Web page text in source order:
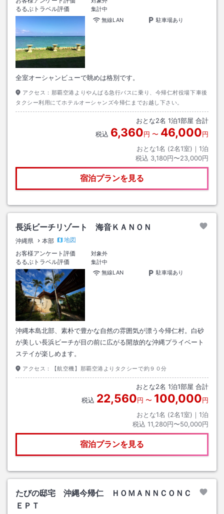
るるぶトラベル評価
集計中
無線LAN
駐車場あり
全室オーシャンビューで眺めは格別です。
アクセス： 那覇空港よりやんばる急行バスに乗り、今帰仁村役場下車後
タクシー利用にてホテルオーシャンズ今帰仁までお越し下さい。
おとな2名 1泊1部屋 合計
税込 6,360円 〜 46,000円
おとな1名 (2名1室)｜ 1泊
税込 3,180円〜23,000円
宿泊プランを見る
長浜ビーチリゾート 海音ＫＡＮＯＮ
沖縄県 本部
地図
お客様アンケート評価
対象外
るるぶトラベル評価
集計中
無線LAN
駐車場あり
沖縄本島北部、素朴で豊かな自然の雰囲気が漂う今帰仁村。白砂
が美しい長浜ビーチが目の前に広がる開放的な沖縄プライベート
ステイが楽しめます。
アクセス： 【航空機】那覇空港よりタクシーで約９０分
おとな2名 1泊1部屋 合計
税込 22,560円 〜 100,000円
おとな1名 (2名1室)｜ 1泊
税込 11,280円〜50,000円
宿泊プランを見る
たびの邸宅 沖縄今帰仁 ＨＯＭＡＮＮＣＯＮＣ
ＥＰＴ